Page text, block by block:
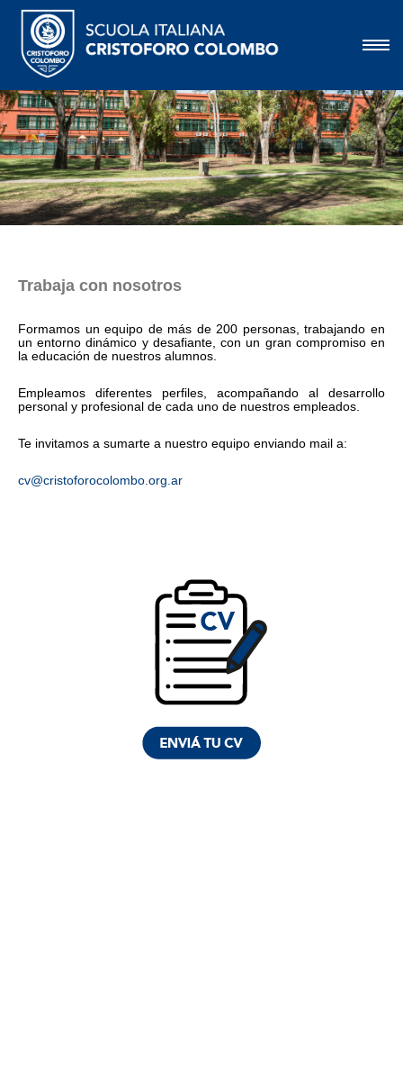
Trabaja con nosotros
Formamos un equipo de más de 200 personas, trabajando en
un entorno dinámico y desafiante, con un gran compromiso en
la educación de nuestros alumnos.
Empleamos diferentes perfiles, acompañando al desarrollo
personal y profesional de cada uno de nuestros empleados.
Te invitamos a sumarte a nuestro equipo enviando mail a:
cv@cristoforocolombo.org.ar